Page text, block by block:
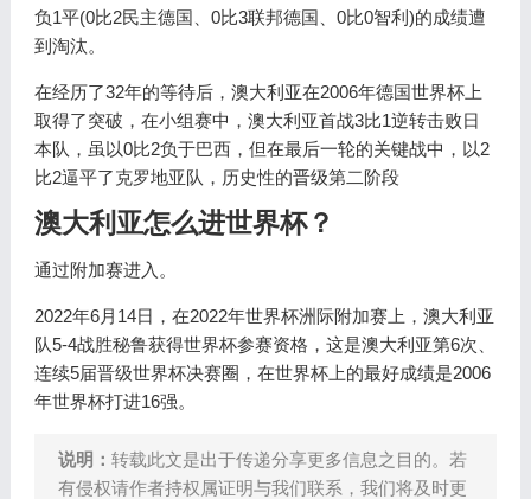
负1平(0比2民主德国、0比3联邦德国、0比0智利)的成绩遭
到淘汰。
在经历了32年的等待后，澳大利亚在2006年德国世界杯上
取得了突破，在小组赛中，澳大利亚首战3比1逆转击败日
本队，虽以0比2负于巴西，但在最后一轮的关键战中，以2
比2逼平了克罗地亚队，历史性的晋级第二阶段
澳大利亚怎么进世界杯？
通过附加赛进入。
2022年6月14日，在2022年世界杯洲际附加赛上，澳大利亚
队5-4战胜秘鲁获得世界杯参赛资格，这是澳大利亚第6次、
连续5届晋级世界杯决赛圈，在世界杯上的最好成绩是2006
年世界杯打进16强。
说明： 转载此文是出于传递分享更多信息之目的。若
有侵权请作者持权属证明与我们联系，我们将及时更